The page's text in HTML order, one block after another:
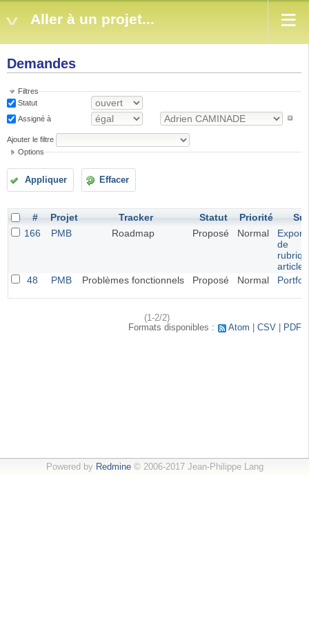
Aller à un projet...
Demandes
Filtres
Statut
Assigné à
Ajouter le filtre
Options
Appliquer Effacer
# Projet Tracker Statut Priorité
166
PMB Roadmap Proposé Normal
de
article
48
PMB Problèmes fonctionnels Proposé Normal
(1-2/2)
Formats disponibles :
Atom CSV PDF
Powered by Redmine© 2006-2017 Jean-Philippe Lang